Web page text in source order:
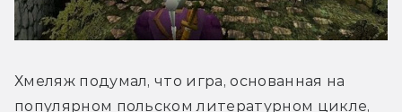
Хмеляж подумал, что игра, основанная на
популярном польском литературном цикле,